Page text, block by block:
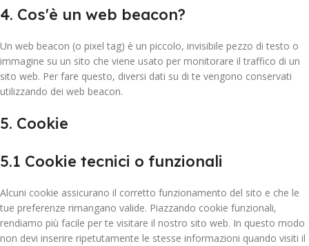
4. Cos'è un web beacon?
Un web beacon (o pixel tag) è un piccolo, invisibile pezzo di testo o
immagine su un sito che viene usato per monitorare il traffico di un
sito web. Per fare questo, diversi dati su di te vengono conservati
utilizzando dei web beacon.
5. Cookie
5.1 Cookie tecnici o funzionali
Alcuni cookie assicurano il corretto funzionamento del sito e che le
tue preferenze rimangano valide. Piazzando cookie funzionali,
rendiamo più facile per te visitare il nostro sito web. In questo modo
non devi inserire ripetutamente le stesse informazioni quando visiti il